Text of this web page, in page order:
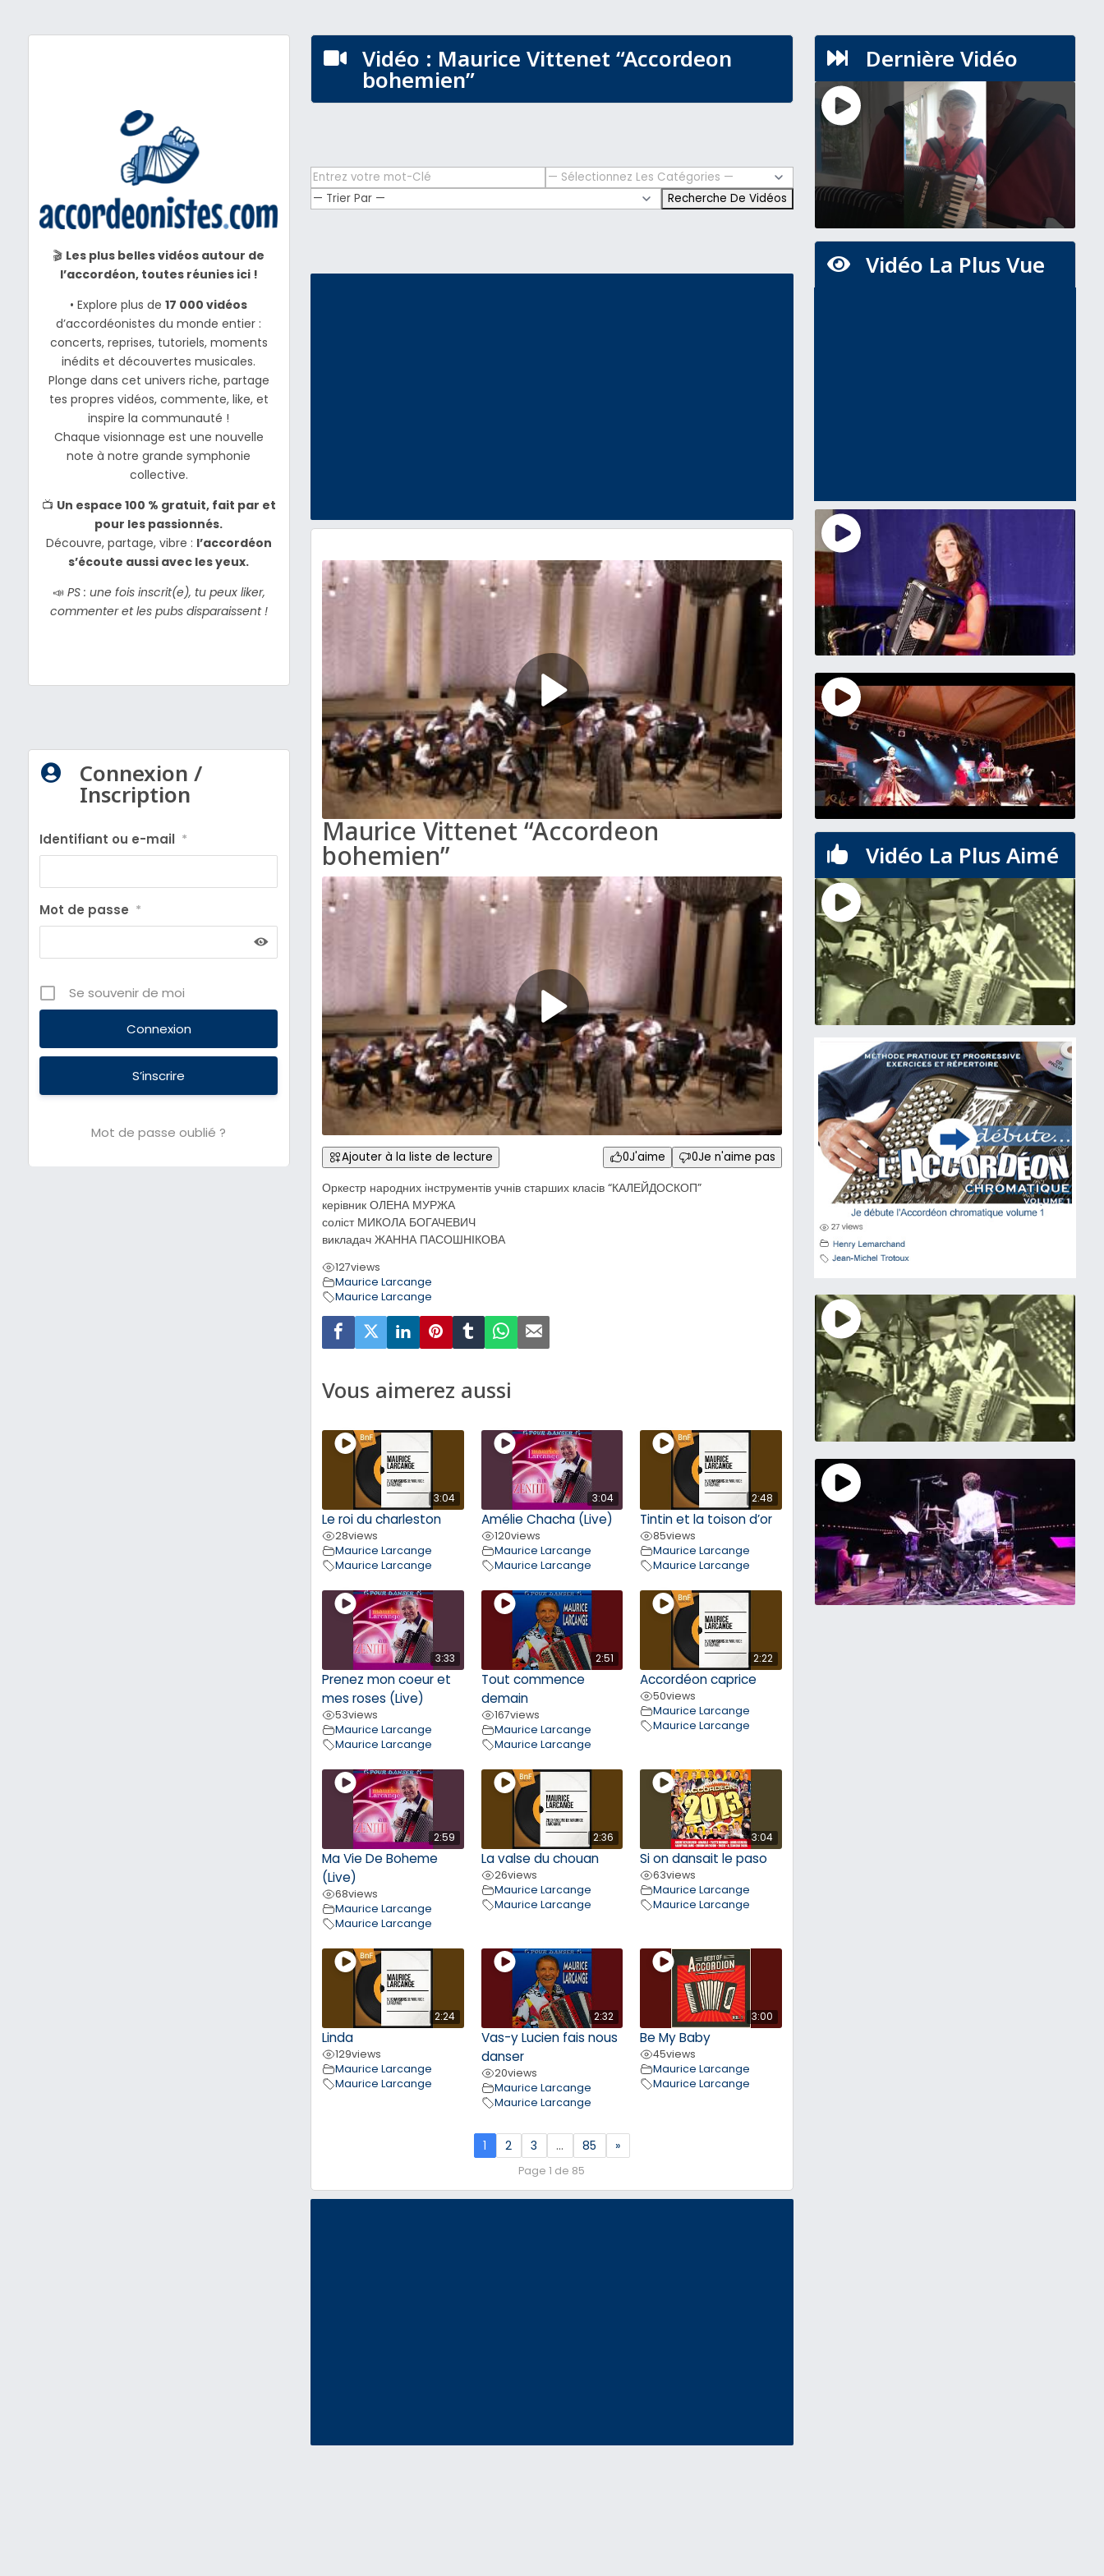
🎬 Les plus belles vidéos autour de
l’accordéon, toutes réunies ici !
• Explore plus de17 000 vidéos
d’accordéonistes du monde entier :
concerts, reprises, tutoriels, moments
inédits et découvertes musicales.
Plonge dans cet univers riche, partage
tes propres vidéos, commente, like, et
inspire la communauté !
Chaque visionnage est une nouvelle
note à notre grande symphonie
collective.
📺 Un espace 100 % gratuit, fait par et
pour les passionnés.
Découvre, partage, vibre : l’accordéon
s’écoute aussi avec les yeux.
📣 PS : une fois inscrit(e), tu peux liker,
commenter et les pubs disparaissent !
 Connexion /
Inscription
Identifiant ou e-mail *
Mot de passe *
Se souvenir de moi
S’inscrire
Mot de passe oublié ?
 Vidéo : Maurice Vittenet “Accordeon
bohemien”
Maurice Vittenet “Accordeon
bohemien”
Ajouter à la liste de lecture 0J'aime 0Je n'aime pas
Оркестр народних інструментів учнів старших класів “КАЛЕЙДОСКОП”
керівник ОЛЕНА МУРЖА
соліст МИКОЛА БОГАЧЕВИЧ
викладач ЖАННА ПАСОШНІКОВА
127views
Maurice Larcange
Maurice Larcange
Vous aimerez aussi
3:04
Le roi du charleston
28views
Maurice Larcange
Maurice Larcange
3:04
Amélie Chacha (Live)
120views
Maurice Larcange
Maurice Larcange
2:48
Tintin et la toison d’or
85views
Maurice Larcange
Maurice Larcange
3:33
Prenez mon coeur et
mes roses (Live)
53views
Maurice Larcange
Maurice Larcange
2:51
Tout commence
demain
167views
Maurice Larcange
Maurice Larcange
2:22
Accordéon caprice
50views
Maurice Larcange
Maurice Larcange
2:59
Ma Vie De Boheme
(Live)
68views
Maurice Larcange
Maurice Larcange
2:36
La valse du chouan
26views
Maurice Larcange
Maurice Larcange
3:04
Si on dansait le paso
63views
Maurice Larcange
Maurice Larcange
2:24
Linda
129views
Maurice Larcange
Maurice Larcange
2:32
Vas-y Lucien fais nous
danser
20views
Maurice Larcange
Maurice Larcange
3:00
Be My Baby
45views
Maurice Larcange
Maurice Larcange
1 2 3 … 85 »
Page 1 de 85
 Dernière Vidéo
 Vidéo La Plus Vue
 Vidéo La Plus Aimé